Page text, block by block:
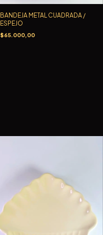
BANDEJA METAL CUADRADA /
ESPEJO
$65.000,00